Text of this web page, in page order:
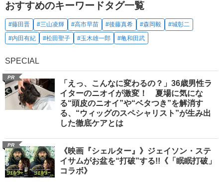
おすすめのキーワードタグ一覧
#藤田晋 #三山凌輝 #高市早苗 #後藤真希 #森岡毅
#城彰二
#内田有紀
#松田聖子 #玉木雄一郎 #亀和田武
SPECIAL
PR
「えっ、こんなに変わるの？」36歳男性ラ
イターのニオイが激変！ 夏場に気にな
る“頭皮のニオイ”や“ベタつき”を解消す
る、“ウィッグのスペシャリスト”が生み出
した徹底ケアとは
PR
《映画『シェルター』》ジェイソン・ステ
イサムがお盆を“打破”する!!《「眠眠打破」
コラボ》